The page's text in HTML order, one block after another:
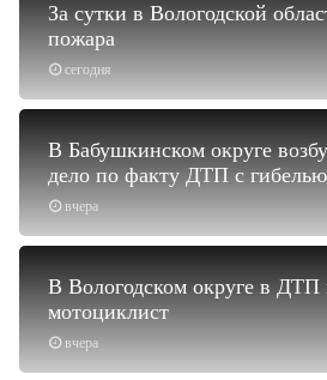
сегодня
За сутки в Вологодской
пожара
вчера
В Бабушкинском округе
дело по факту ДТП с гибелью
вчера
В Вологодском округе в ДТП
мотоциклист